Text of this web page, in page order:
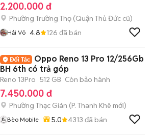
2.200.000 đ
Phường Trường Thọ (Quận Thủ Đức cũ)
Hải Võ 4.8 126 đã bán
Oppo Reno 13 Pro 12/256Gb
BH 6th có trả góp
Reno 13Pro 512 GB Còn bảo hành
7.450.000 đ
Phường Thạc Gián (P. Thanh Khê mới)
Bèo Mobile 5.0 4313 đã bán